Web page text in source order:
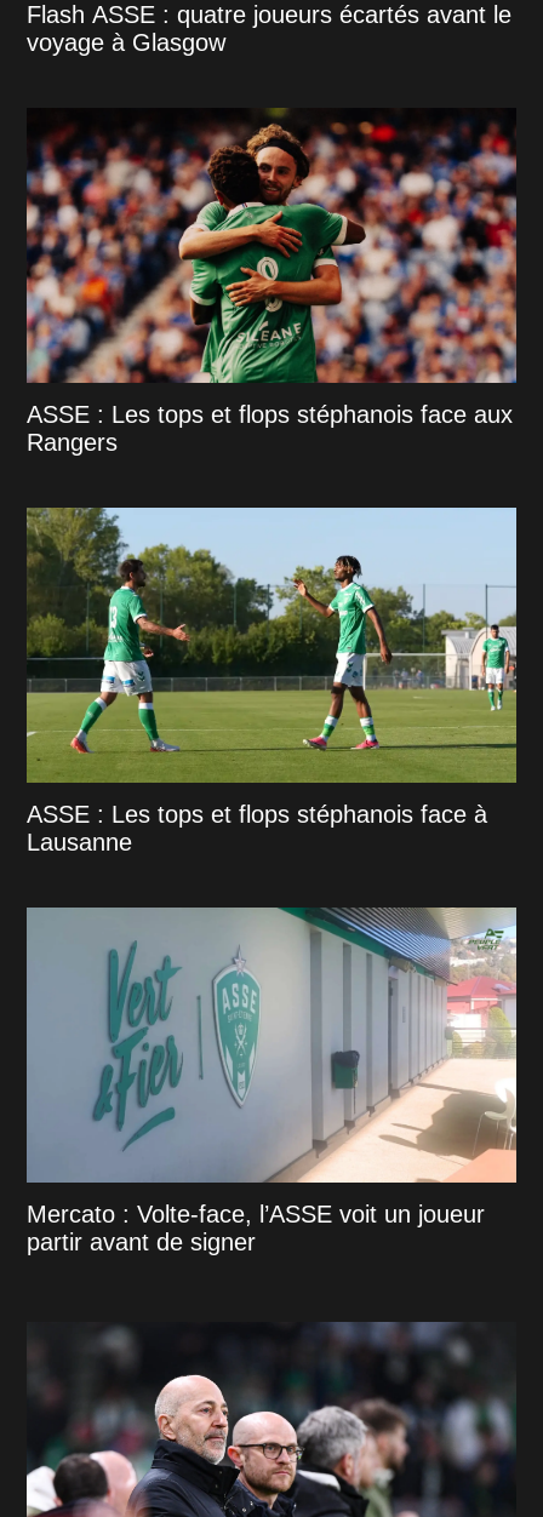
Flash ASSE : quatre joueurs écartés avant le
voyage à Glasgow
ASSE : Les tops et flops stéphanois face aux
Rangers
ASSE : Les tops et flops stéphanois face à
Lausanne
Mercato : Volte-face, l’ASSE voit un joueur
partir avant de signer